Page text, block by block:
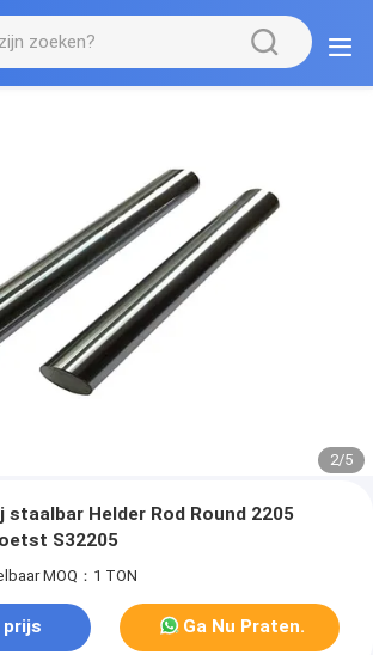
2/5
staalbar Helder Rod Round 2205
S32205
MOQ：1 TON
prijs Ga Nu Praten.